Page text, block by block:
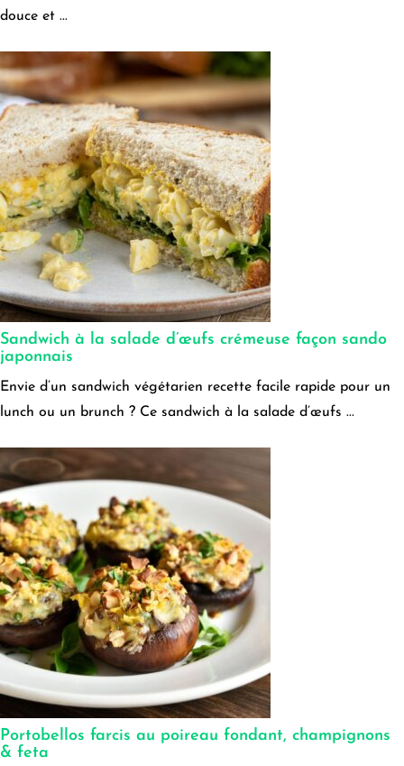
douce et ...
Sandwich à la salade d’œufs crémeuse façon sando
japonnais
Envie d’un sandwich végétarien recette facile rapide pour un
lunch ou un brunch ? Ce sandwich à la salade d’œufs ...
Portobellos farcis au poireau fondant, champignons
& feta